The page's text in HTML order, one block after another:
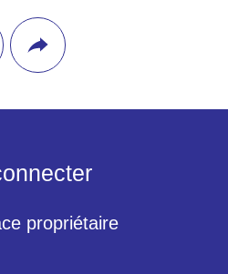
Plus
propriétaire